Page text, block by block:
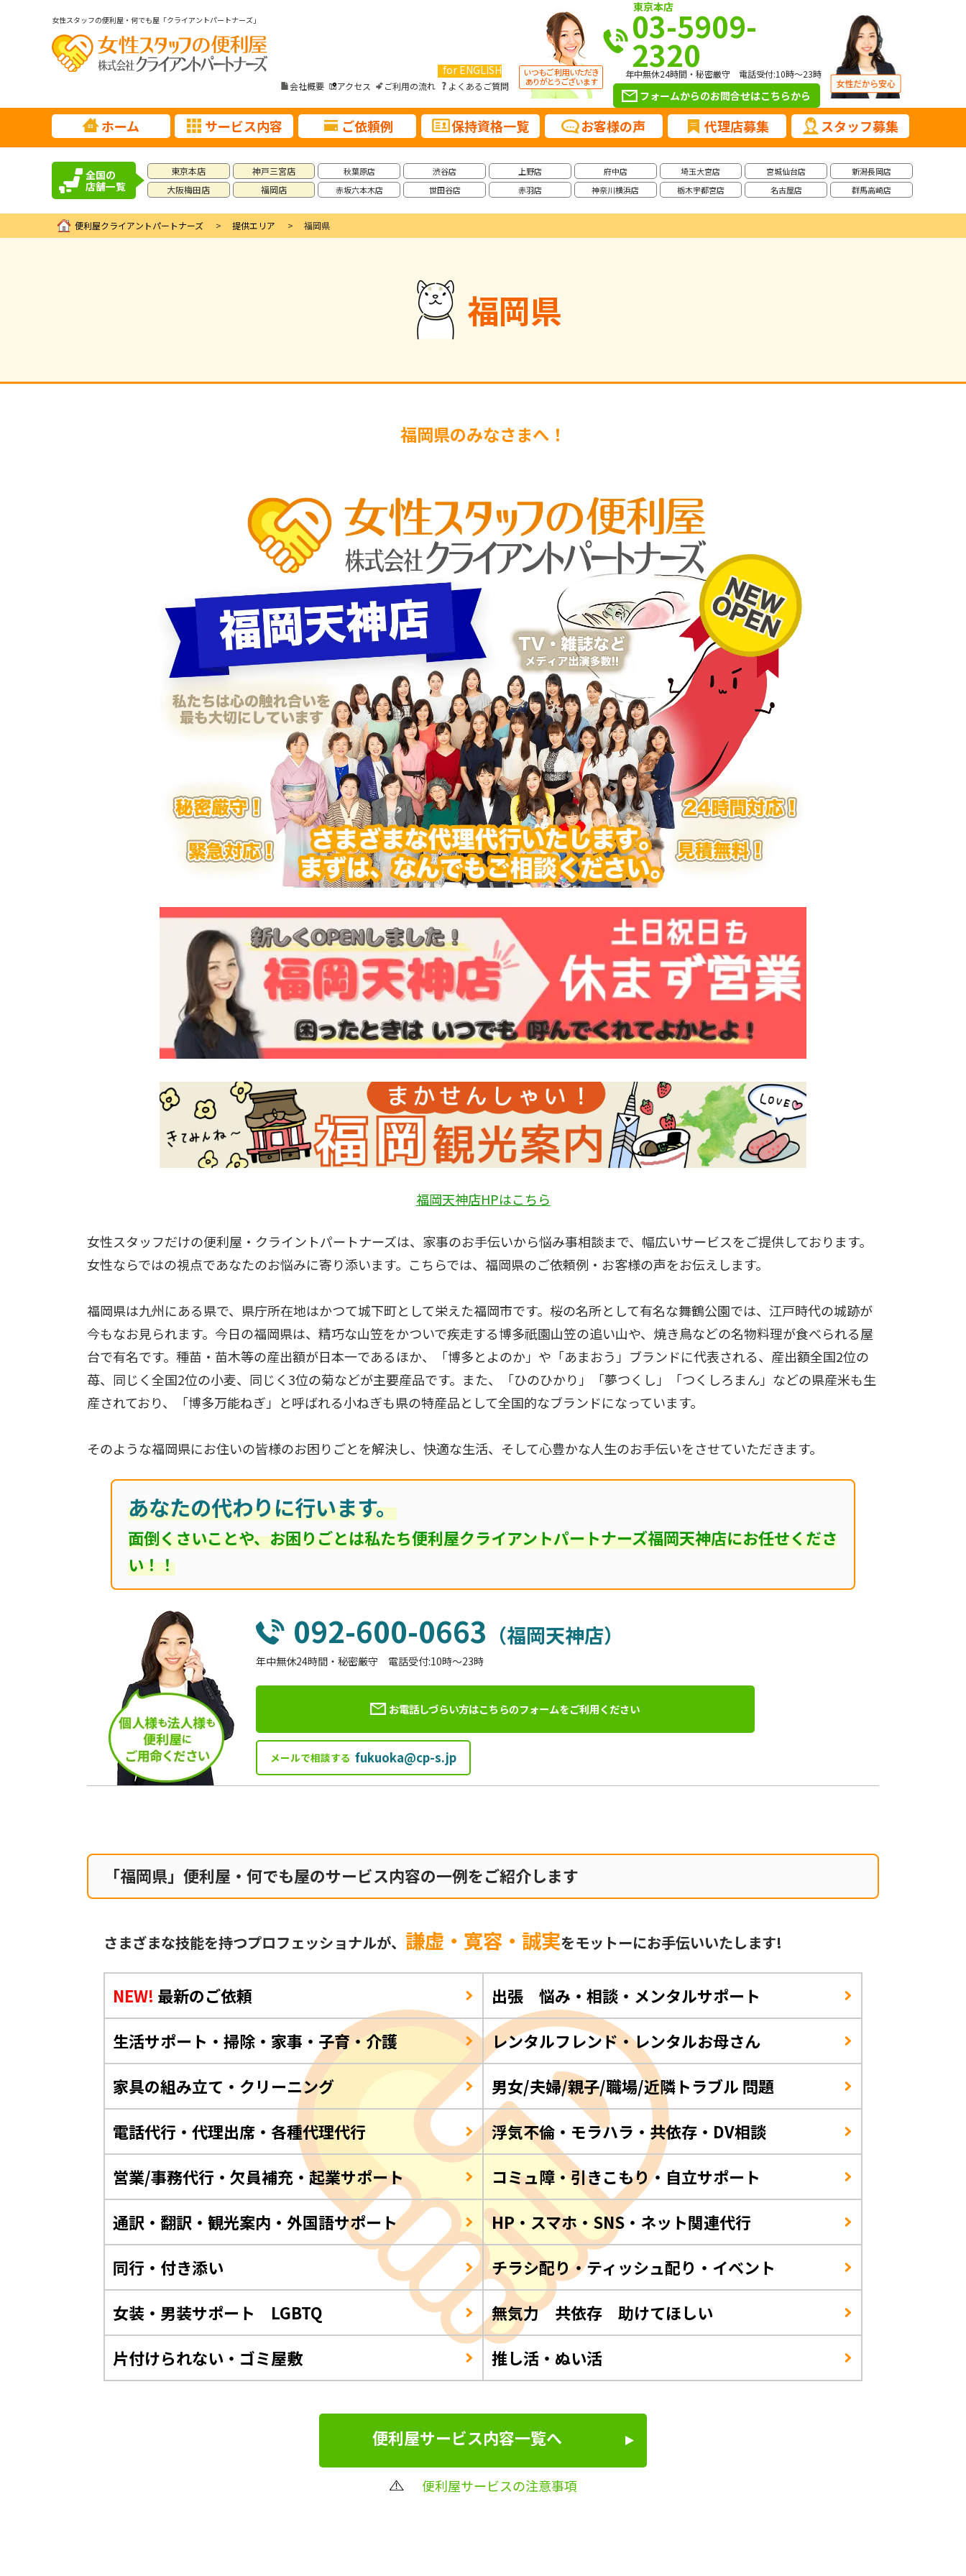
女性スタッフの便利屋・何でも屋「クライアントパートナーズ」
for ENGLISH
会社概要 アクセス ご利用の流れ よくあるご質問
東京本店
03-5909-
2320
年中無休24時間・秘密厳守 電話受付:10時～23時
フォームからのお問合せはこちらから
ホーム サービス内容 ご依頼例 保持資格一覧 お客様の声 代理店募集 スタッフ募集
全国の
店舗一覧
東京本店
大阪梅田店
神戸三宮店
福岡店
秋葉原店
赤坂六本木店
渋谷店
世田谷店
上野店
赤羽店
府中店
神奈川横浜店
埼玉大宮店
栃木宇都宮店
宮城仙台店
名古屋店
新潟長岡店
群馬高崎店
便利屋クライアントパートナーズ 提供エリア 福岡県
福岡県
福岡県のみなさまへ！
福岡天神店HPはこちら
女性スタッフだけの便利屋・クライントパートナーズは、家事のお手伝いから悩み事相談まで、幅広いサービスをご提供しております。
女性ならではの視点であなたのお悩みに寄り添います。こちらでは、福岡県のご依頼例・お客様の声をお伝えします。
福岡県は九州にある県で、県庁所在地はかつて城下町として栄えた福岡市です。桜の名所として有名な舞鶴公園では、江戸時代の城跡が
今もなお見られます。今日の福岡県は、精巧な山笠をかついで疾走する博多祇園山笠の追い山や、焼き鳥などの名物料理が食べられる屋
台で有名です。種苗・苗木等の産出額が日本一であるほか、「博多とよのか」や「あまおう」ブランドに代表される、産出額全国2位の
苺、同じく全国2位の小麦、同じく3位の菊などが主要産品です。また、「ひのひかり」「夢つくし」「つくしろまん」などの県産米も生
産されており、「博多万能ねぎ」と呼ばれる小ねぎも県の特産品として全国的なブランドになっています。
そのような福岡県にお住いの皆様のお困りごとを解決し、快適な生活、そして心豊かな人生のお手伝いをさせていただきます。
あなたの代わりに行います。
面倒くさいことや、お困りごとは私たち便利屋クライアントパートナーズ福岡天神店にお任せくださ
い！！
092-600-0663 （福岡天神店）
年中無休24時間・秘密厳守 電話受付:10時～23時
お電話しづらい方はこちらのフォームをご利用ください
メールで相談する fukuoka@cp-s.jp
「福岡県」便利屋・何でも屋のサービス内容の一例をご紹介します
さまざまな技能を持つプロフェッショナルが、謙虚・寛容・誠実をモットーにお手伝いいたします!
NEW! 最新のご依頼
出張 悩み・相談・メンタルサポート
生活サポート・掃除・家事・子育・介護
レンタルフレンド・レンタルお母さん
家具の組み立て・クリーニング
男女/夫婦/親子/職場/近隣トラブル 問題
電話代行・代理出席・各種代理代行
浮気不倫・モラハラ・共依存・DV相談
営業/事務代行・欠員補充・起業サポート
コミュ障・引きこもり・自立サポート
通訳・翻訳・観光案内・外国語サポート
HP・スマホ・SNS・ネット関連代行
同行・付き添い
チラシ配り・ティッシュ配り・イベント
女装・男装サポート LGBTQ
無気力 共依存 助けてほしい
片付けられない・ゴミ屋敷
推し活・ぬい活
便利屋サービス内容一覧へ
便利屋サービスの注意事項